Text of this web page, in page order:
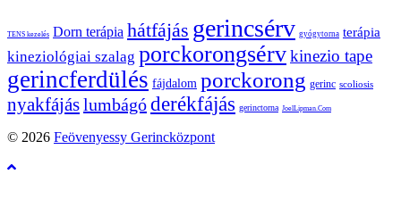
TENS kezelés Dorn terápia hátfájás gerincsérv gyógytorna terápia
kineziológiai szalag porckorongsérvkinezio tape
gerincferdülés fájdalom porckorong gerinc scoliosis
nyakfájáslumbágóderékfájás gerinctorna JoelLipman.Com
© 2026 Feövenyessy Gerincközpont